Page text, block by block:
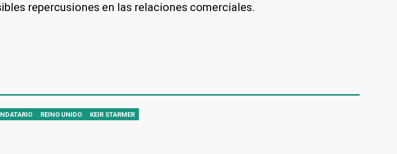
repercusiones en las relaciones comerciales.
REINO UNIDO KEIR STARMER